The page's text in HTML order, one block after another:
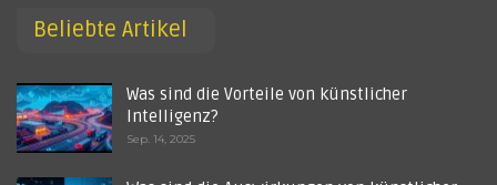
Beliebte Artikel
Was sind die Vorteile von künstlicher
Intelligenz?
Sep. 14, 2025